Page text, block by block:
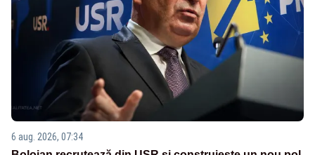
6 aug. 2026, 07:34